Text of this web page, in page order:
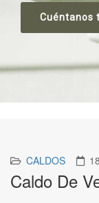
Cuéntanos
CALDOS
Caldo De